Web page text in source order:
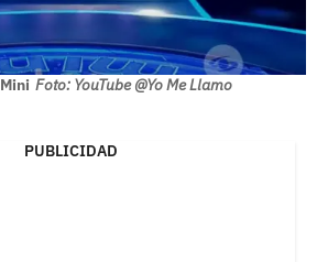
Foto: YouTube @Yo Me Llamo
PUBLICIDAD